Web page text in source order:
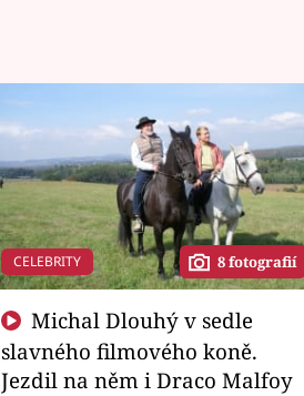
CELEBRITY 8 fotografií
slavného filmového koně.
Jezdil na něm i Draco Malfoy